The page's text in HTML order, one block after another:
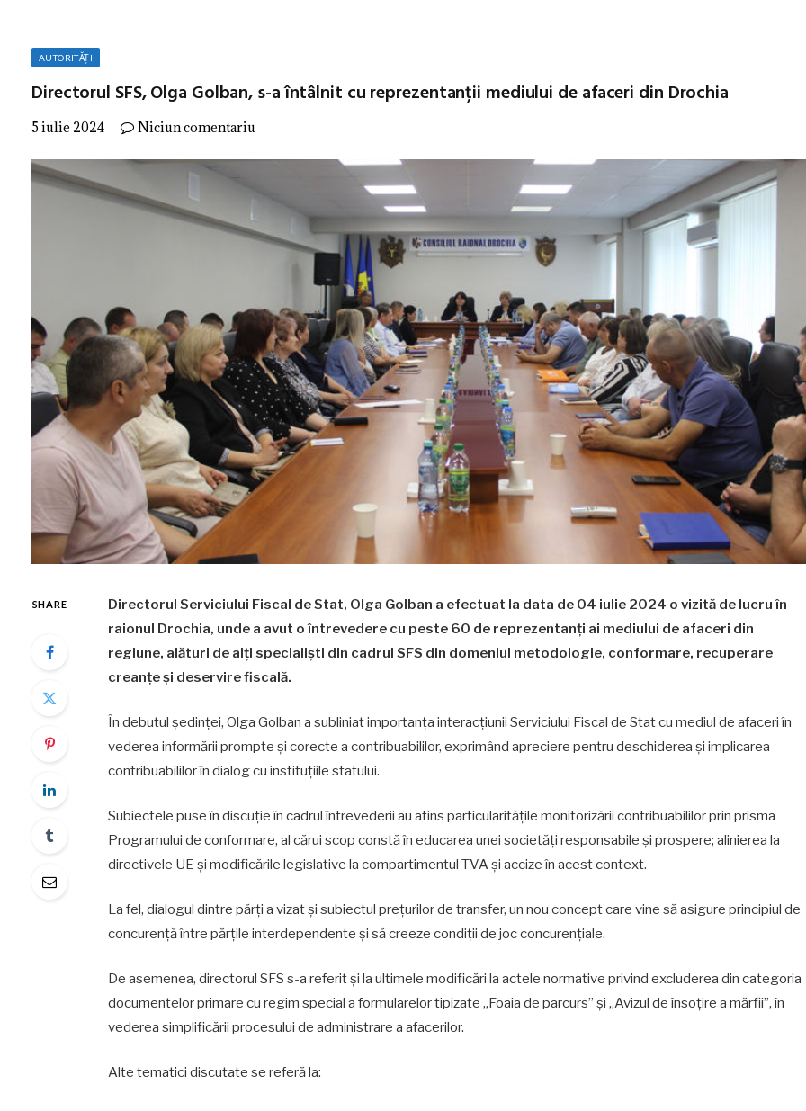
AUTORITĂȚI
Directorul SFS, Olga Golban, s-a întâlnit cu reprezentanții mediului de afaceri din Drochia
5 iulie 2024 Niciun comentariu
SHARE
Directorul Serviciului Fiscal de Stat, Olga Golban a efectuat la data de 04 iulie 2024 o vizită de lucru în
raionul Drochia, unde a avut o întrevedere cu peste 60 de reprezentanți ai mediului de afaceri din
regiune, alături de alți specialiști din cadrul SFS din domeniul metodologie, conformare, recuperare
creanțe și deservire fiscală.
În debutul ședinței, Olga Golban a subliniat importanța interacțiunii Serviciului Fiscal de Stat cu mediul de afaceri în
vederea informării prompte și corecte a contribuabililor, exprimând apreciere pentru deschiderea și implicarea
contribuabililor în dialog cu instituțiile statului.
Subiectele puse în discuție în cadrul întrevederii au atins particularitățile monitorizării contribuabililor prin prisma
Programului de conformare, al cărui scop constă în educarea unei societăți responsabile și prospere; alinierea la
directivele UE și modificările legislative la compartimentul TVA și accize în acest context.
La fel, dialogul dintre părți a vizat și subiectul prețurilor de transfer, un nou concept care vine să asigure principiul de
concurență între părțile interdependente și să creeze condiții de joc concurențiale.
De asemenea, directorul SFS s-a referit și la ultimele modificări la actele normative privind excluderea din categoria
documentelor primare cu regim special a formularelor tipizate „Foaia de parcurs” și „Avizul de însoțire a mărfii”, în
vederea simplificării procesului de administrare a afacerilor.
Alte tematici discutate se referă la: